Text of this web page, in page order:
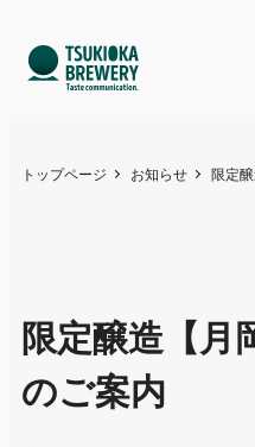
トップページ お知らせ 限定
限定醸造【月
のご案内